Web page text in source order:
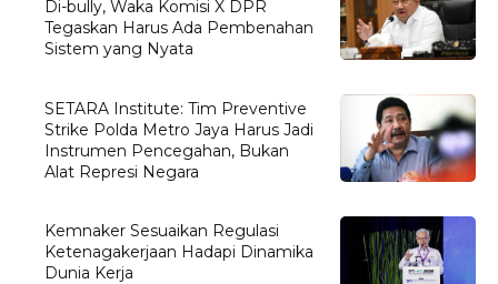
Di-bully, Waka Komisi X DPR
Tegaskan Harus Ada Pembenahan
Sistem yang Nyata
SETARA Institute: Tim Preventive
Strike Polda Metro Jaya Harus Jadi
Instrumen Pencegahan, Bukan
Alat Represi Negara
Kemnaker Sesuaikan Regulasi
Ketenagakerjaan Hadapi Dinamika
Dunia Kerja